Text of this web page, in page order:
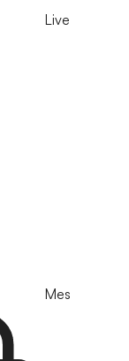
Live
Mes